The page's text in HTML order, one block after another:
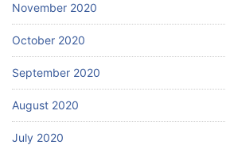
November 2020
October 2020
September 2020
August 2020
July 2020